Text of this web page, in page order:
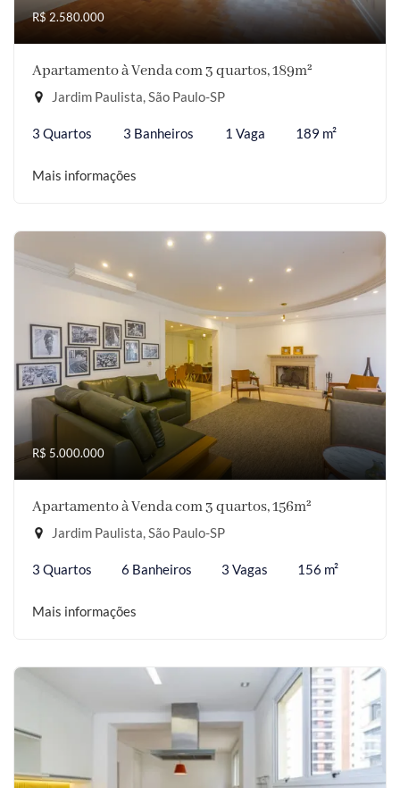
R$ 2.580.000
Apartamento à Venda com 3 quartos, 189m²
Jardim Paulista, São Paulo-SP
3 Quartos 3 Banheiros 1 Vaga 189 m²
Mais informações
R$ 5.000.000
Apartamento à Venda com 3 quartos, 156m²
Jardim Paulista, São Paulo-SP
3 Quartos 6 Banheiros 3 Vagas 156 m²
Mais informações